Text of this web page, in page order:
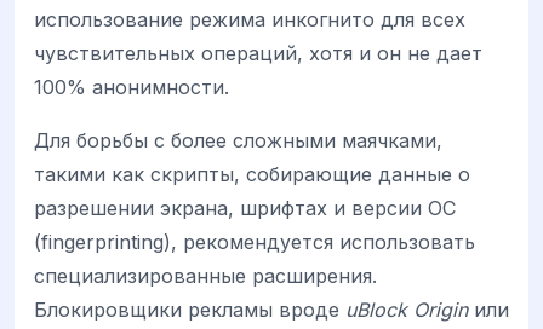
использование режима инкогнито для всех
чувствительных операций, хотя и он не дает
100% анонимности.
Для борьбы с более сложными маячками,
такими как скрипты, собирающие данные о
разрешении экрана, шрифтах и версии ОС
(fingerprinting), рекомендуется использовать
специализированные расширения.
Блокировщики рекламы вроде uBlock Originили